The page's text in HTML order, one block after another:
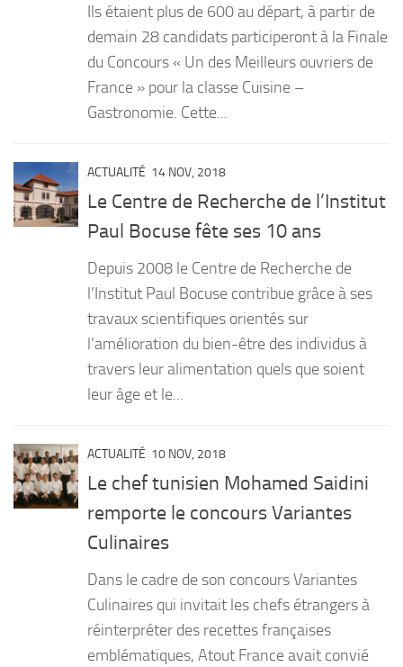
Ils étaient plus de 600 au départ, à partir de
demain 28 candidats participeront à la Finale
du Concours « Un des Meilleurs ouvriers de
France » pour la classe Cuisine –
Gastronomie. Cette...
ACTUALITÉ 14 NOV, 2018
Le Centre de Recherche de l’Institut
Paul Bocuse fête ses 10 ans
Depuis 2008 le Centre de Recherche de
l’Institut Paul Bocuse contribue grâce à ses
travaux scientifiques orientés sur
l’amélioration du bien-être des individus à
travers leur alimentation quels que soient
leur âge et le...
ACTUALITÉ 10 NOV, 2018
Le chef tunisien Mohamed Saidini
remporte le concours Variantes
Culinaires
Dans le cadre de son concours Variantes
Culinaires qui invitait les chefs étrangers à
réinterpréter des recettes françaises
emblématiques, Atout France avait convié